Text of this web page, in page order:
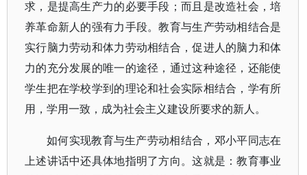
求，是提高生产力的必要手段；而且是改造社会，培
养革命新人的强有力手段。教育与生产劳动相结合是
实行脑力劳动和体力劳动相结合，促进人的脑力和体
力的充分发展的唯一的途径，通过这种途径，还能使
学生把在学校学到的理论和社会实际相结合，学有所
用，学用一致，成为社会主义建设所要求的新人。
如何实现教育与生产劳动相结合，邓小平同志在
上述讲话中还具体地指明了方向。这就是：教育事业